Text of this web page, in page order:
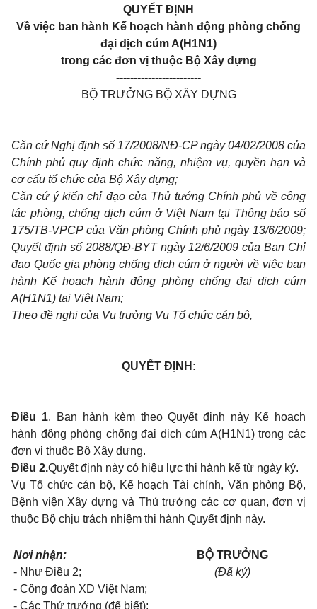
QUYẾT ĐỊNH
Về việc ban hành Kế hoạch hành động phòng chống
đại dịch cúm A(H1N1)
trong các đơn vị thuộc Bộ Xây dựng
------------------------
BỘ TRƯỞNG BỘ XÂY DỰNG
Căn cứ Nghị định số 17/2008/NĐ-CP ngày 04/02/2008 của
Chính phủ quy định chức năng, nhiệm vụ, quyền hạn và
cơ cấu tổ chức của Bộ Xây dựng;
Căn cứ ý kiến chỉ đạo của Thủ tướng Chính phủ về công
tác phòng, chống dịch cúm ở Việt Nam tại Thông báo số
175/TB-VPCP của Văn phòng Chính phủ ngày 13/6/2009;
Quyết định số 2088/QĐ-BYT ngày 12/6/2009 của Ban Chỉ
đạo Quốc gia phòng chống dịch cúm ở người về việc ban
hành Kế hoạch hành động phòng chống đại dịch cúm
A(H1N1) tại Việt Nam;
Theo đề nghị của Vụ trưởng Vụ Tổ chức cán bộ,
QUYẾT ĐỊNH:
Điều 1. Ban hành kèm theo Quyết định này Kế hoạch
hành động phòng chống đại dịch cúm A(H1N1) trong các
đơn vị thuộc Bộ Xây dựng.
Điều 2.Quyết định này có hiệu lực thi hành kể từ ngày ký.
Vụ Tổ chức cán bộ, Kế hoạch Tài chính, Văn phòng Bộ,
Bệnh viện Xây dựng và Thủ trưởng các cơ quan, đơn vị
thuộc Bộ chịu trách nhiệm thi hành Quyết định này.
Nơi nhận:
- Như Điều 2;
- Công đoàn XD Việt Nam;
- Các Thứ trưởng (để biết);
BỘ TRƯỞNG
(Đã ký)